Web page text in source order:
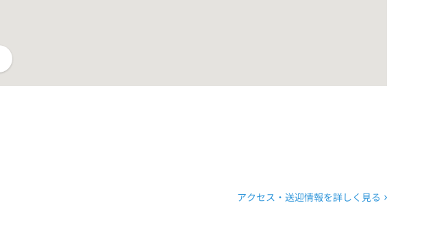
アクセス・送迎情報を詳しく見る